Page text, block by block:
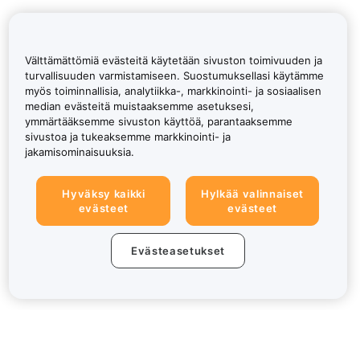
Välttämättömiä evästeitä käytetään sivuston toimivuuden ja
turvallisuuden varmistamiseen. Suostumuksellasi käytämme
myös toiminnallisia, analytiikka-, markkinointi- ja sosiaalisen
median evästeitä muistaaksemme asetuksesi,
ymmärtääksemme sivuston käyttöä, parantaaksemme
sivustoa ja tukeaksemme markkinointi- ja
jakamisominaisuuksia.
Hyväksy kaikki
evästeet
Hylkää valinnaiset
evästeet
Evästeasetukset